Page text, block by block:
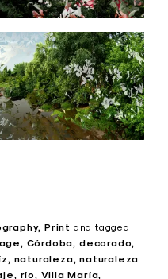
Print andtagged
Córdoba decorado
naturaleza naturaleza
río
Villa María